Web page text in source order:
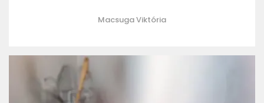
Macsuga Viktória